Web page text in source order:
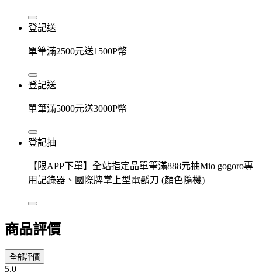
登記送
單筆滿2500元送1500P幣
登記送
單筆滿5000元送3000P幣
登記抽
【限APP下單】全站指定品單筆滿888元抽Mio gogoro專
用記錄器、國際牌掌上型電鬍刀 (顏色隨機)
商品評價
全部評價
5.0